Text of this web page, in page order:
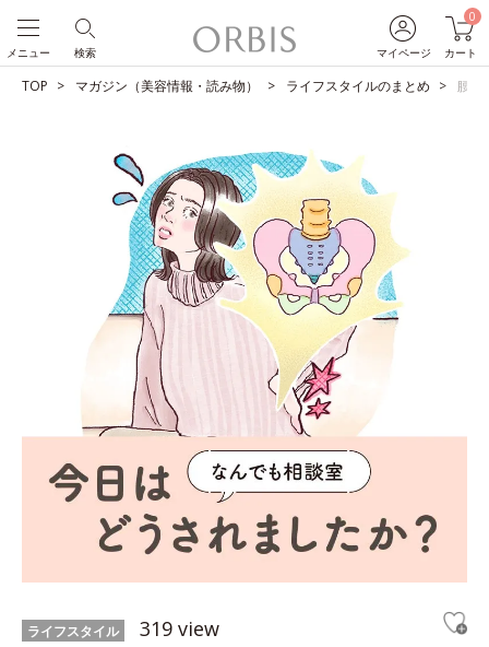
マイページ
0
カート
検索
メニュー
TOP マガジン（美容情報・読み物） ライフスタイルのまとめ 腰痛
ライフスタイル 319 view